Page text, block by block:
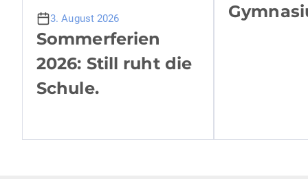
3. August 2026
Sommerferien
2026: Still ruht die
Schule.